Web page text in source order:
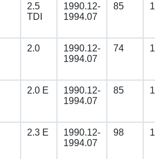
2.5
TDI
1990.12-
1994.07
85
2.0
1990.12-
1994.07
74
2.0 E
1990.12-
1994.07
85
2.3 E
1990.12-
1994.07
98